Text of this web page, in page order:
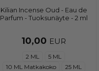
Kilian Incense Oud - Eau de
Parfum - Tuoksunäyte - 2 ml
10,00 EUR
2 ML
5 ML
10 ML Matkakoko
25 ML